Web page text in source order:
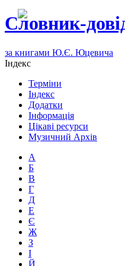
Словник-
за книгами Ю.Є. Юцевича
Індекс
Терміни
Індекс
Додатки
Інформація
Цікаві ресурси
Музичний Архів
А
Б
В
Г
Д
Е
Є
Ж
З
І
Й